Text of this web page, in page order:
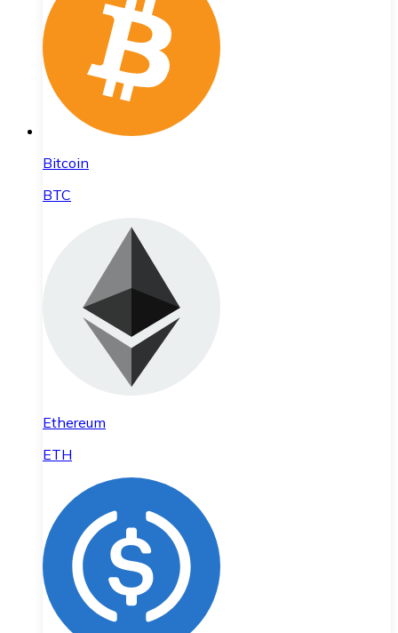
Bitcoin
BTC
Ethereum
ETH